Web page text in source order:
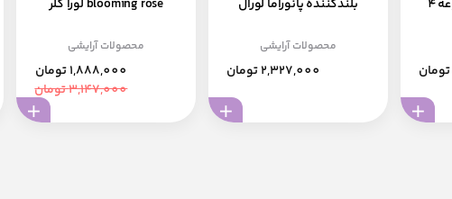
midi moment مجموعه 4
بلندکننده پانوراما لورال
محصولات آرایشی
2,327,000 تومان
blooming rose لورا گلر
محصولات آرایشی
1,888,000 تومان
3,147,000 تومان